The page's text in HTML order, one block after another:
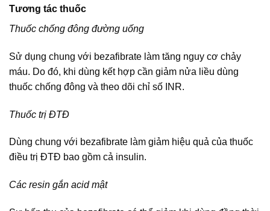
Tương tác thuốc
Thuốc chống đông đường uống
Sử dụng chung với bezafibrate làm tăng nguy cơ chảy
máu. Do đó, khi dùng kết hợp cần giảm nửa liều dùng
thuốc chống đông và theo dõi chỉ số INR.
Thuốc trị ĐTĐ
Dùng chung với bezafibrate làm giảm hiệu quả của thuốc
điều trị ĐTĐ bao gồm cả insulin.
Các resin gắn acid mật